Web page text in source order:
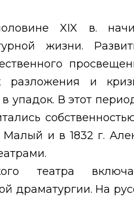
XIX в.
жизни.
разложения и
упадок. В этот
Малый и в 1832 г.
театра
драматургии. На